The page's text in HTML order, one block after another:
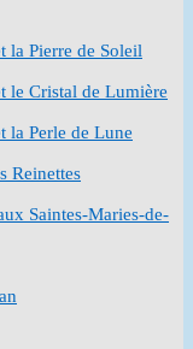
la Pierre de Soleil
le Cristal de Lumière
la Perle de Lune
Reinettes
Saintes-Maries-de-